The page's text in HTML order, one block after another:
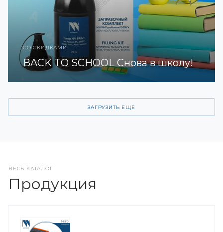
СО СКИДКАМИ
BACK TO SCHOOL Снова в школу!
ЗАГРУЗИТЬ ЕЩЕ
ВЕСЬ КАТАЛОГ
Продукция